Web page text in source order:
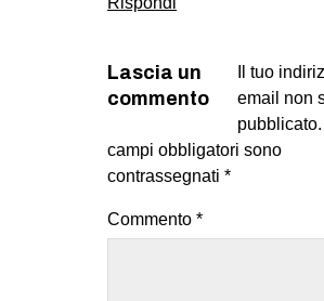
Lascia un
commento
Il tuo
email non
pubblicato.
campi obbligatori sono
contrassegnati *
Commento *